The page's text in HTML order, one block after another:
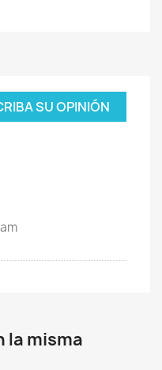
SU OPINIÓN
la misma